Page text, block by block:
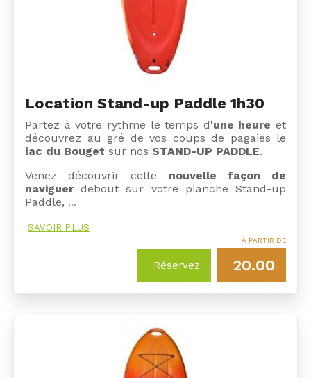
Location Stand-up Paddle 1h30
Partez à votre rythme le temps d'une heure et
découvrez au gré de vos coups de pagaies le
lac du Bouget sur nos STAND-UP PADDLE.
Venez découvrir cette nouvelle façon de
naviguer debout sur votre planche Stand-up
Paddle, …
SAVOIR PLUS
Réservez
À PARTIR DE
20.00